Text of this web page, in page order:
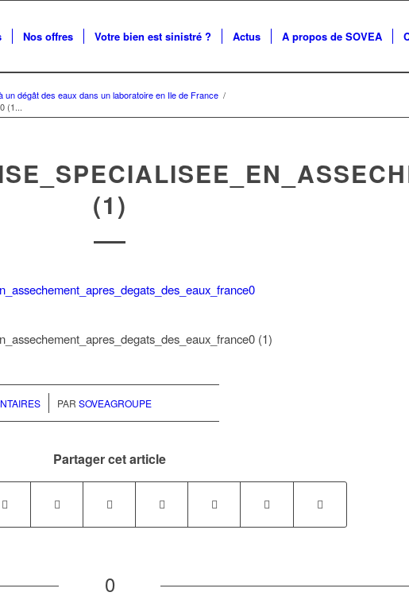
Nos offres Votre bien est sinistré ? Actus A propos de SOVEA
un dégât des eaux dans un laboratoire en Ile de France /
(1...
(1)
(1)
PAR SOVEAGROUPE
Partager cet article
0